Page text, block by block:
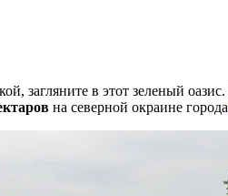
загляните в этот зеленый оазис.
на северной окраине города